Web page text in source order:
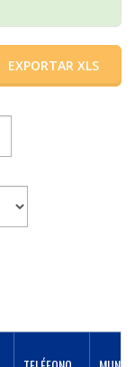
EXPORTAR XLS